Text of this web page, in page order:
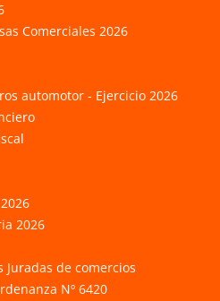
Comerciales 2026
automotor - Ejercicio 2026
2026
Juradas de comercios
Nº 6420